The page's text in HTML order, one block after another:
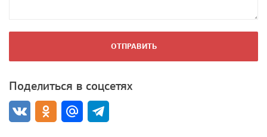
ОТПРАВИТЬ
Поделиться в соцсетях